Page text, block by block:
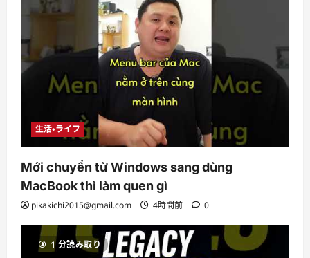
生活・ライフ
Mới chuyển từ Windows sang dùng
MacBook thì làm quen gì
pikakichi2015@gmail.com 4時間前 0
1 分読み取り